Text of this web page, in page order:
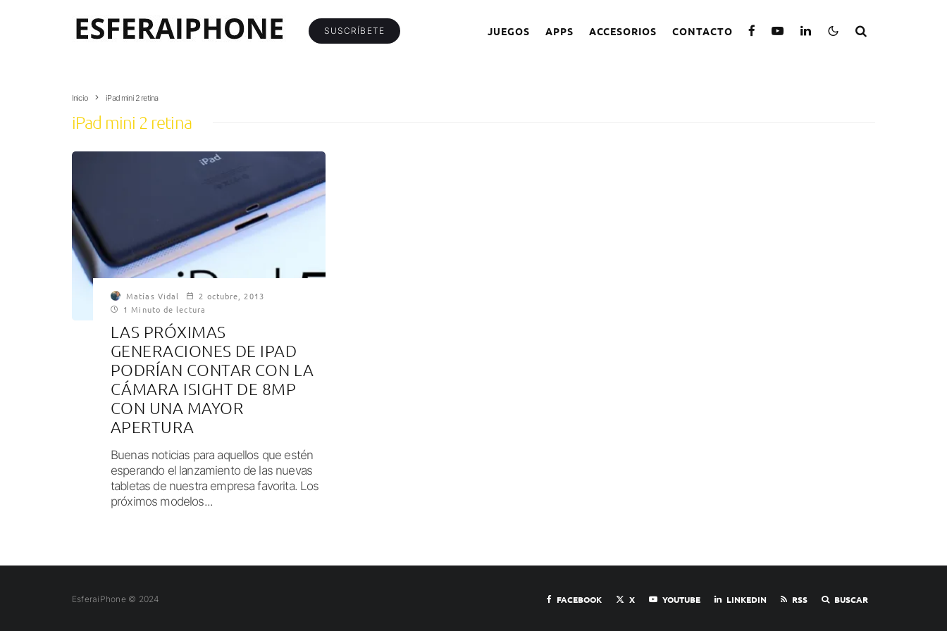
SUSCRÍBETE JUEGOS APPS ACCESORIOS CONTACTO
Inicio iPad mini 2 retina
iPad mini 2 retina
Matías Vidal
2 octubre, 2013
1 Minuto de lectura
LAS PRÓXIMAS
GENERACIONES DE IPAD
PODRÍAN CONTAR CON LA
CÁMARA ISIGHT DE 8MP
CON UNA MAYOR
APERTURA
Buenas noticias para aquellos que estén
esperando el lanzamiento de las nuevas
tabletas de nuestra empresa favorita. Los
próximos modelos...
EsferaiPhone © 2024 FACEBOOK X YOUTUBE LINKEDIN RSS BUSCAR